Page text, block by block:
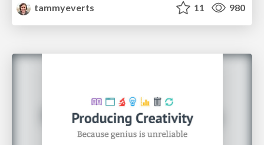
tammyeverts
11 980